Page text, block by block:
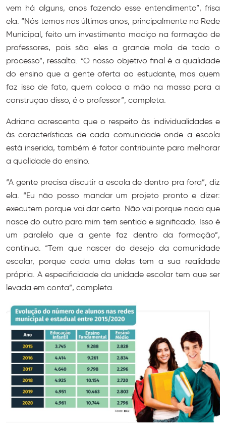
vem há alguns, anos fazendo esse entendimento”, frisa
ela. “Nós temos nos últimos anos, principalmente na Rede
Municipal, feito um investimento maciço na formação de
professores, pois são eles a grande mola de todo o
processo”, ressalta. “O nosso objetivo final é a qualidade
do ensino que a gente oferta ao estudante, mas quem
faz isso de fato, quem coloca a mão na massa para a
construção disso, é o professor”, completa.
Adriana acrescenta que o respeito às individualidades e
às características de cada comunidade onde a escola
está inserida, também é fator contribuinte para melhorar
a qualidade do ensino.
“A gente precisa discutir a escola de dentro pra fora”, diz
ela. “Eu não posso mandar um projeto pronto e dizer:
executem porque vai dar certo. Não vai porque nada que
nasce do outro para mim tem sentido e significado. Isso é
um paralelo que a gente faz dentro da formação”,
continua. “Tem que nascer do desejo da comunidade
escolar, porque cada uma delas tem a sua realidade
própria. A especificidade da unidade escolar tem que ser
levada em conta”, completa.